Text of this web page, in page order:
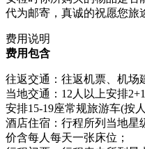
代为邮寄，真诚的祝愿您旅
费用说明
费用包含
往返交通：往返机票、机场
当地交通：12人以上安排
安排15-19座常规旅游车(按
酒店住宿：行程所列当地星
价含每人每天一张床位；